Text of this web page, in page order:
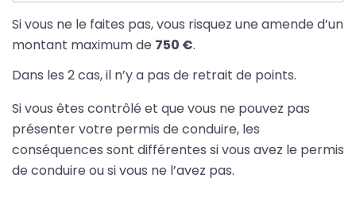
Si vous ne le faites pas, vous risquez une amende d’un
montant maximum de 750 €.
Dans les 2 cas, il n’y a pas de retrait de points.
Si vous êtes contrôlé et que vous ne pouvez pas
présenter votre permis de conduire, les
conséquences sont différentes si vous avez le permis
de conduire ou si vous ne l’avez pas.